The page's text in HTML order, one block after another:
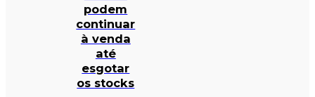
podem
continuar
à venda
até
esgotar
os stocks